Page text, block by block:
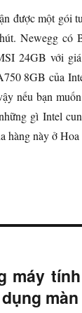
được một gói
Newegg có
24GB với
8GB của
nếu bạn
gì Intel
hàng này ở
máy